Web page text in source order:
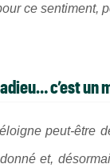
ce sentiment,
adieu… c’est
peut-être
et,